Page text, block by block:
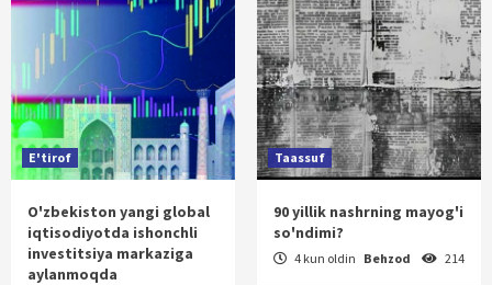
E'tirof
O'zbekiston yangi global
iqtisodiyotda ishonchli
investitsiya markaziga
aylanmoqda
Taassuf
90 yillik nashrning mayog'i
so'ndimi?
4 kun oldin Behzod 214